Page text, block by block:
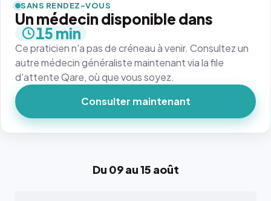
Du 09 au 15 août
SANS RENDEZ-VOUS
Un médecin disponible dans
15 min
Ce praticien n'a pas de créneau à venir. Consultez un
autre médecin généraliste maintenant via la file
d'attente Qare, où que vous soyez.
Consulter maintenant